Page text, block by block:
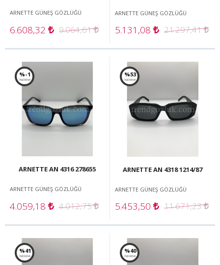
ARNETTE GÜNEŞ GÖZLÜĞÜ
6.608,32 9.064,61
ARNETTE GÜNEŞ GÖZLÜĞÜ
5.131,08 21.297,41
%-1
İNDİRİM!
ARNETTE AN 4316 278655
ARNETTE GÜNEŞ GÖZLÜĞÜ
4.059,18 4.012,75
%53
İNDİRİM!
ARNETTE AN 4318 1214/87
ARNETTE GÜNEŞ GÖZLÜĞÜ
5.453,50 11.671,23
%41
İNDİRİM!
%40
İNDİRİM!